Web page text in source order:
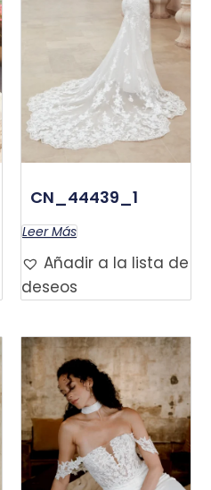
CN_44439_1
Leer Más
Añadir a la lista de
deseos